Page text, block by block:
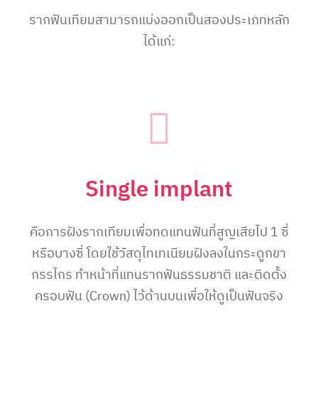
รากฟันเทียมสามารถแบ่งออกเป็นสองประเภทหลัก
ได้แก่:
Single implant
คือการฝังรากเทียมเพื่อทดแทนฟันที่สูญเสียไป 1 ซี่
หรือบางซี่ โดยใช้วัสดุไทเทเนียมฝังลงในกระดูกขา
กรรไกร ทำหน้าที่แทนรากฟันธรรมชาติ และติดตั้ง
ครอบฟัน (Crown) ไว้ด้านบนเพื่อให้ดูเป็นฟันจริง